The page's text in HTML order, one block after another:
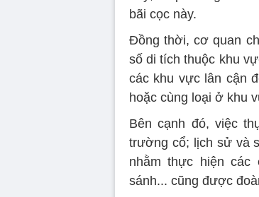
chủ nhân, niên đại